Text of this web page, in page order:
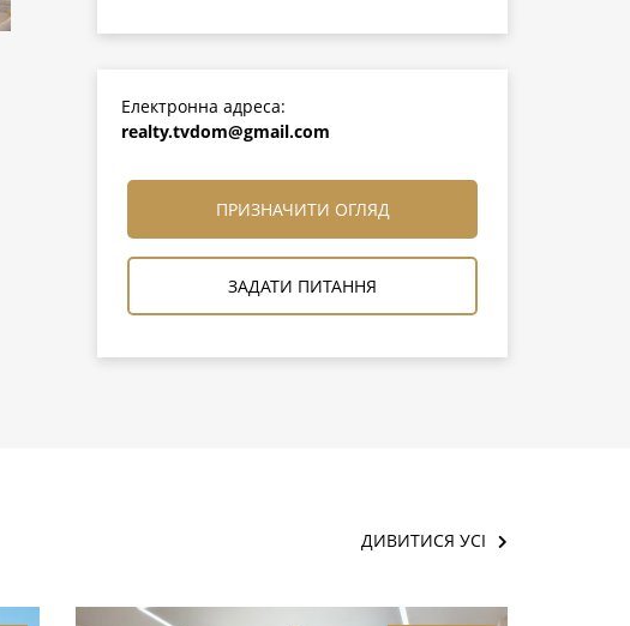
Електронна адреса:
realty.tvdom@gmail.com
ПРИЗНАЧИТИ ОГЛЯД
ЗАДАТИ ПИТАННЯ
ДИВИТИСЯ УСІ